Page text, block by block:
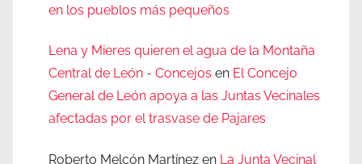
en los pueblos más pequeños
Lena y Mieres quieren el agua de la Montaña
Central de León - Concejos en El Concejo
General de León apoya a las Juntas Vecinales
afectadas por el trasvase de Pajares
Roberto Melcón Martínez en La Junta Vecinal